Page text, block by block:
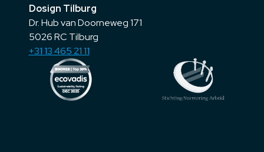
Dosign Tilburg
Dr. Hub van Doorneweg 171
5026 RC Tilburg
+31 13 465 21 11